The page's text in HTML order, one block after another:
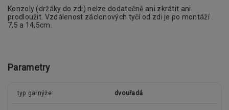
Konzoly (držáky do zdi) nelze dodatečně ani zkrátit ani
prodloužit. Vzdálenost záclonových tyčí od zdi je po montáží
7,5 a 14,5cm.
Parametry
typ garnýže dvouřadá